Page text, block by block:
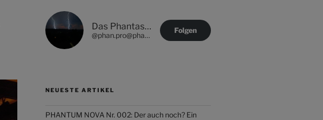
Das Phantastische Projekt - PHAN.PRO
@phan.pro@phan.pro
Folgen
NEUESTE ARTIKEL
PHANTUM NOVA Nr. 002: Der auch noch? Ein